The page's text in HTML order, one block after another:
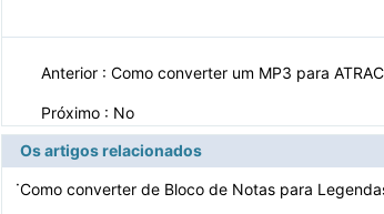
Anterior : Como converter um MP3 para
Próximo : No
Os artigos relacionados
·Como converter de Bloco de Notas para